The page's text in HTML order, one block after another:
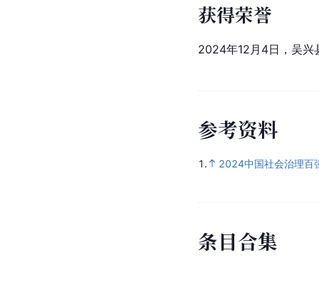
获得荣誉
2024年12月4日，吴兴
参考资料
1. 2024中国社会治理百
条目合集